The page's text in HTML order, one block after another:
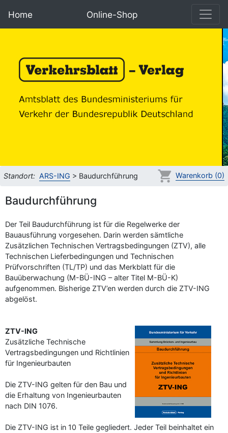
Home Online-Shop
Standort: ARS-ING > Baudurchführung Warenkorb (0)
Baudurchführung
–Programm-Download
Der Teil Baudurchführung ist für die Regelwerke der
Bauausführung vorgesehen. Darin werden sämtliche
Zusätzlichen Technischen Vertragsbedingungen (ZTV), alle
Technischen Lieferbedingungen und Technischen
Prüfvorschriften (TL/TP) und das Merkblatt für die
Bauüberwachung (M-BÜ-ING – alter Titel M-BÜ-K)
aufgenommen. Bisherige ZTV’en werden durch die ZTV-ING
abgelöst.
ZTV-ING
Zusätzliche Technische
Vertragsbedingungen und Richtlinien
für Ingenieurbauten
Die ZTV-ING gelten für den Bau und
die Erhaltung von Ingenieurbauten
nach DIN 1076.
Die ZTV-ING ist in 10 Teile gegliedert. Jeder Teil beinhaltet ein